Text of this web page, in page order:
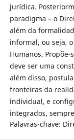
jurídica.
paradigma – o
além da
informal, ou seja,
Humanos.
deve ser uma
além disso,
fronteiras da
individual, e
integrados,
Palavras-chave: